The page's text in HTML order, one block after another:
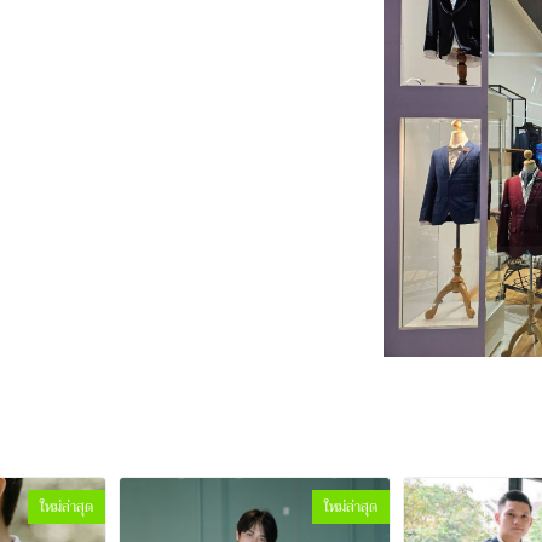
ใหม่ล่าสุด ใหม่ล่าสุด